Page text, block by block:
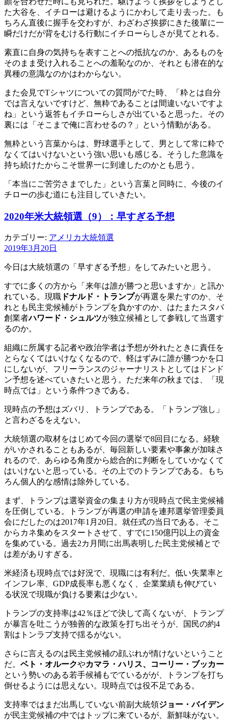
た大谷を、イチローは避けるようにかわして走り去った。も
ちろん直後に握手を交わすが、わざわざ挨拶にきた後輩に一
瞬だけだが背をむける行動にイチローらしさが見てとれる。
素直に自身の気持ちを表すことへの抵抗なのか、あるものを
そのまま受け入れることへの羞恥なのか、それとも潜在的な
異種の意識なのかはわからない。
また会見でTシャツについての質問がでた時、「粋とは自分
では言えないですけど、無粋であることは間違いないですよ
ね」という返答もイチローらしさが出ていると思った。その
裏には「そこまで俺に言わせるの？」という情動がある。
無粋という言葉からは、野球選手として、男として常に粋で
なくてはいけないという強い思いも感じる。そうした意識を
持ち続けたからこそ世界一に到達したのかとも思う。
「本当にご苦労さまでした」という言葉と同時に、今後のイ
チローの歩む道にも注目していきたい。
2020年米大統領選（9）：早すぎる予想
カテゴリー: アメリカ大統領選
2019年3月20日
今日は大統領選の「早すぎる予想」をしてみたいと思う。
すでに多くの方から「来年は誰が勝つと思いますか」と訊か
れている。現職 ドナルド・トランプが再選を果たすのか、そ
れとも民主党候補がトランプを負かすのか、はたまたスタバ
創業者ハワード・シュルツが独立候補として参戦して当選す
るのか。
組織に所属する記者や政治学者は予想が外れたときに責任を
とらなくてはいけなくなるので、軽はずみに誰が勝つかを口
にしないが、フリーランスのジャーナリストとしてはドンド
ン予想を述べていきたいと思う。ただ来年の秋までは、「現
時点では」という条件つきである。
現時点の予想はズバリ、トランプである。「トランプ強し」
と言わざるをえない。
大統領選の取材をはじめて今回の選挙で8回目になる。経験
がいかされることもあるが、毎回新しい要素や事象が加味さ
れるので、あらゆる角度から総合的に判断をしていかなくて
はいけないと思っている。その上でのトランプである。もち
ろん個人的な感情は除外している。
まず、トランプは選挙資金の集まり方が現時点で民主党候補
を圧倒している。トランプが再選の申請を連邦選挙管理委員
会にだしたのは2017年1月20日。就任式の当日である。そこ
からカネ集めをスタートさせて、すでに150億円以上の資金
を集めている。過去2カ月間に出馬表明した民主党候補とで
は差がありすぎる。
米経済も現時点では好況で、現職には有利だ。低い失業率と
インフレ率、GDP成長率も悪くなく、企業業績も伸びてい
る状況で現職が負ける要素は少ない。
トランプの支持率は42％ほどで決して高くないが、トランプ
が暴言を吐こうが独善的な政策を打ち出そうが、国民の約4
割はトンラプ支持で揺るがない。
さらに言えるのは民主党候補の顔ぶれが情けないということ
だ。 ベト・オルークやカマラ・ハリス、コーリー・ブッカー
という勢いのある若手候補もでているがが、トランプを打ち
倒せるようには思えない。現時点では役不足である。
支持率ではまだ出馬していない前副大統領ジョー・バイデン
が民主党候補の中ではトップに来ているが、新鮮味がない。